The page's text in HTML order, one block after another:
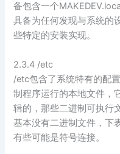
备包含一个
具备为任何发现与系统的
些特定的安装实现。
2.3.4 /etc
/etc包含了系统特有的配
制程序运行的本地文件，
辑的，那些二进制可执行
基本没有二进制文件，下
有些可能是符号连接。